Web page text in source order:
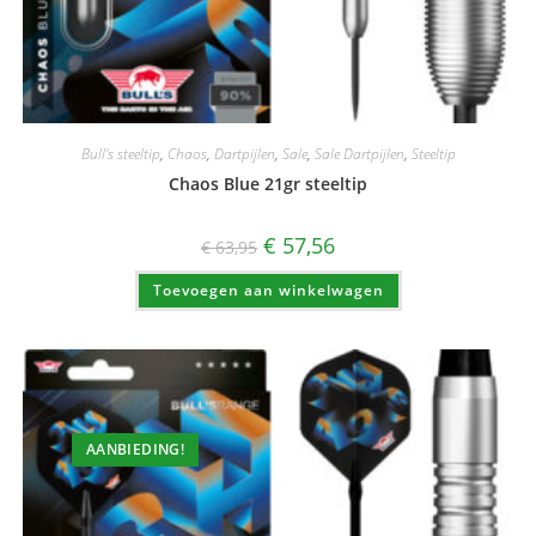
Bull's steeltip, Chaos, Dartpijlen, Sale, Sale Dartpijlen, Steeltip
Chaos Blue 21gr steeltip
€63,95 Oorspronkelijke
prijs
was:
€ 63,95.
€ 57,56prijs
is:
€ 57,56.
Toevoegen aan winkelwagen
AANBIEDING!